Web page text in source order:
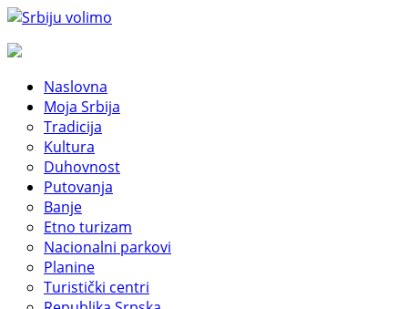
Naslovna
Moja Srbija
Tradicija
Kultura
Duhovnost
Putovanja
Banje
Etno turizam
Nacionalni parkovi
Planine
Turistički centri